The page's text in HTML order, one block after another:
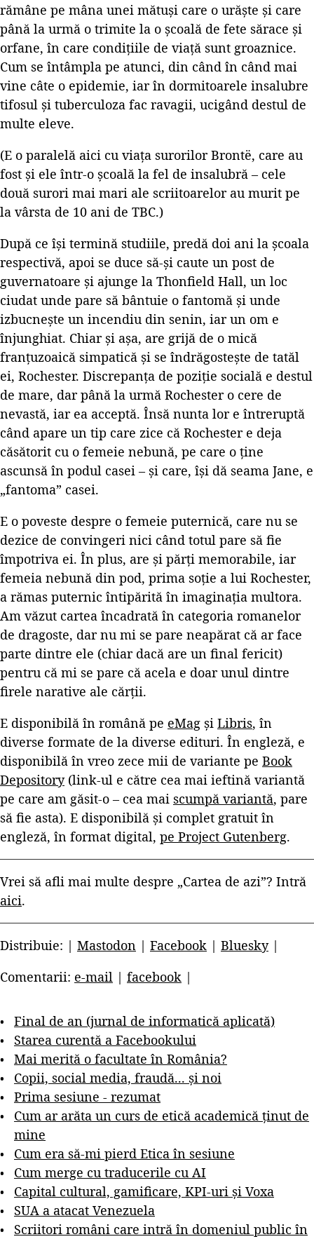
rămâne pe mâna unei mătuși care o urăște și care
până la urmă o trimite la o școală de fete sărace și
orfane, în care condițiile de viață sunt groaznice.
Cum se întâmpla pe atunci, din când în când mai
vine câte o epidemie, iar în dormitoarele insalubre
tifosul și tuberculoza fac ravagii, ucigând destul de
multe eleve.
(E o paralelă aici cu viața surorilor Brontë, care au
fost și ele într-o școală la fel de insalubră – cele
două surori mai mari ale scriitoarelor au murit pe
la vârsta de 10 ani de TBC.)
După ce își termină studiile, predă doi ani la școala
respectivă, apoi se duce să-și caute un post de
guvernatoare și ajunge la Thonfield Hall, un loc
ciudat unde pare să bântuie o fantomă și unde
izbucnește un incendiu din senin, iar un om e
înjunghiat. Chiar și așa, are grijă de o mică
franțuzoaică simpatică și se îndrăgostește de tatăl
ei, Rochester. Discrepanța de poziție socială e destul
de mare, dar până la urmă Rochester o cere de
nevastă, iar ea acceptă. Însă nunta lor e întreruptă
când apare un tip care zice că Rochester e deja
căsătorit cu o femeie nebună, pe care o ține
ascunsă în podul casei – și care, își dă seama Jane, e
„fantoma” casei.
E o poveste despre o femeie puternică, care nu se
dezice de convingeri nici când totul pare să fie
împotriva ei. În plus, are și părți memorabile, iar
femeia nebună din pod, prima soție a lui Rochester,
a rămas puternic întipărită în imaginația multora.
Am văzut cartea încadrată în categoria romanelor
de dragoste, dar nu mi se pare neapărat că ar face
parte dintre ele (chiar dacă are un final fericit)
pentru că mi se pare că acela e doar unul dintre
firele narative ale cărții.
E disponibilă în română pe eMag și Libris, în
diverse formate de la diverse edituri. În engleză, e
disponibilă în vreo zece mii de variante pe Book
Depository(link-ul e către cea mai ieftină variantă
pe care am găsit-o – cea mai scumpă variantă, pare
să fie asta). E disponibilă și complet gratuit în
engleză, în format digital, pe Project Gutenberg.
Vrei să afli mai multe despre „Cartea de azi”? Intră
aici.
Distribuie: | Mastodon | Facebook | Bluesky|
Comentarii: e-mail | facebook |
Final de an (jurnal de informatică aplicată)
Starea curentă a Facebookului
Mai merită o facultate în România?
Copii, social media, fraudă... și noi
Prima sesiune - rezumat
Cum ar arăta un curs de etică academică ținut de
mine
Cum era să-mi pierd Etica în sesiune
Cum merge cu traducerile cu AI
Capital cultural, gamificare, KPI-uri și Voxa
SUA a atacat Venezuela
Scriitori români care intră în domeniul public în